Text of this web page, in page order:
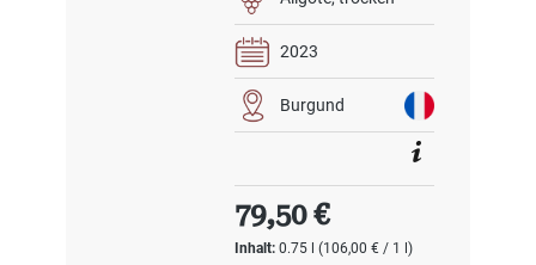
2023
Burgund
Inhalt:0.75 l(106,00 € / 1 l)
Regulärer Preis:
79,50 €